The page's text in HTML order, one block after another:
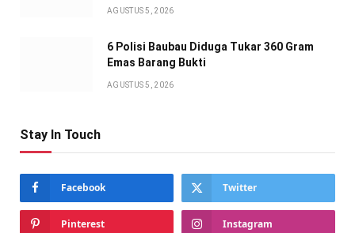
AGUSTUS 5, 2026
6 Polisi Baubau Diduga Tukar 360 Gram
Emas Barang Bukti
AGUSTUS 5, 2026
Stay In Touch
Facebook Twitter
Pinterest Instagram